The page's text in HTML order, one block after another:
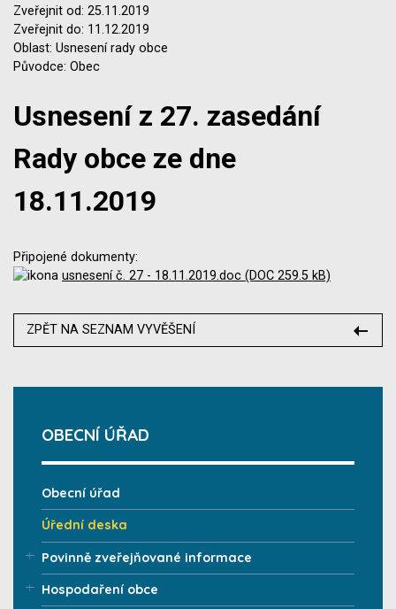
Zveřejnit od: 25.11.2019
Zveřejnit do: 11.12.2019
Oblast: Usnesení rady obce
Původce: Obec
Usnesení z 27. zasedání
Rady obce ze dne
18.11.2019
Připojené dokumenty:
usnesení č. 27 - 18.11.2019.doc (DOC 259.5 kB)
ZPĚT NA SEZNAM VYVĚŠENÍ
OBECNÍ ÚŘAD
Obecní úřad
Úřední deska
Povinně zveřejňované informace
Hospodaření obce